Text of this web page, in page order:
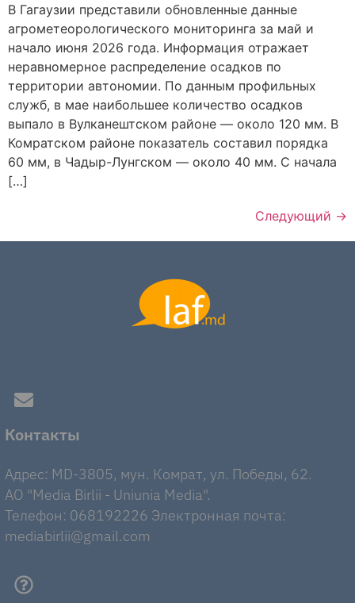
В Гагаузии представили обновленные данные
агрометеорологического мониторинга за май и
начало июня 2026 года. Информация отражает
неравномерное распределение осадков по
территории автономии. По данным профильных
служб, в мае наибольшее количество осадков
выпало в Вулканештском районе — около 120 мм. В
Комратском районе показатель составил порядка
60 мм, в Чадыр-Лунгском — около 40 мм. С начала
[…]
Следующий →
Контакты
Адрес: MD-3805, мун. Комрат, ул. Победы, 62.
AO "Media Birlii - Uniunia Media".
Телефон: 068192226 Электронная почта:
mediabirlii@gmail.com